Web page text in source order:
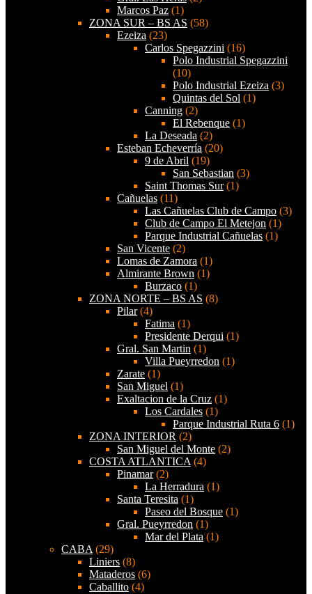
Marcos Paz (1)
ZONA SUR – BS AS (58)
Ezeiza (23)
Carlos Spegazzini (16)
Polo Industrial Spegazzini
(10)
Polo Industrial Ezeiza (3)
Quintas del Sol (1)
Canning (2)
El Rebenque (1)
La Deseada (2)
Esteban Echeverría (20)
9 de Abril (19)
San Sebastian (3)
Saint Thomas Sur(1)
Cañuelas (11)
Las Cañuelas Club de Campo (3)
Club de Campo El Metejon (1)
Parque Industrial Cañuelas (1)
San Vicente (2)
Lomas de Zamora (1)
Almirante Brown (1)
Burzaco (1)
ZONA NORTE – BS AS (8)
Pilar(4)
Fatima (1)
Presidente Derqui (1)
Gral. San Martin (1)
Villa Pueyrredon (1)
Zarate (1)
San Miguel (1)
Exaltacion de la Cruz (1)
Los Cardales (1)
Parque Industrial Ruta 6 (1)
ZONA INTERIOR (2)
San Miguel del Monte (2)
COSTA ATLANTICA (4)
Pinamar(2)
La Herradura (1)
Santa Teresita (1)
Paseo del Bosque (1)
Gral. Pueyrredon (1)
Mar del Plata (1)
CABA (29)
Liniers (8)
Mataderos (6)
Caballito (4)